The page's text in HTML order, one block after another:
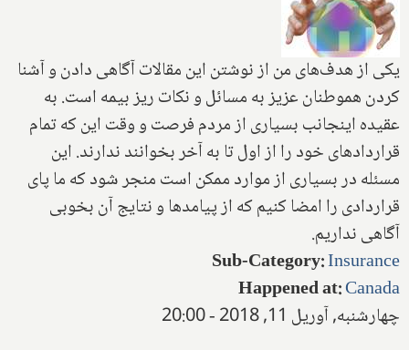
یکی از هدف‌های من از نوشتن این مقالات آگاهی دادن و آشنا
کردن هموطنان عزیز به مسائل و نکات ریز بیمه است. به
عقیده اینجانب بسیاری از مردم فرصت و وقت این که تمام
قراردادهای خود را از اول تا به آخر بخوانند ندارند. این
مسئله در بسیاری از موارد ممکن است منجر شود که ما پای
قراردادی را امضا کنیم که از پیامدها و نتایج آن بخوبی
آگاهی نداریم.
Sub-Category:Insurance
Happened at:Canada
چهارشنبه, آوریل 11, 2018 - 20:00